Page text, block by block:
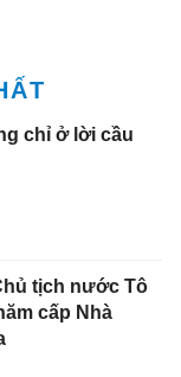
chỉ ở lời cầu
tịch nước Tô
cấp Nhà